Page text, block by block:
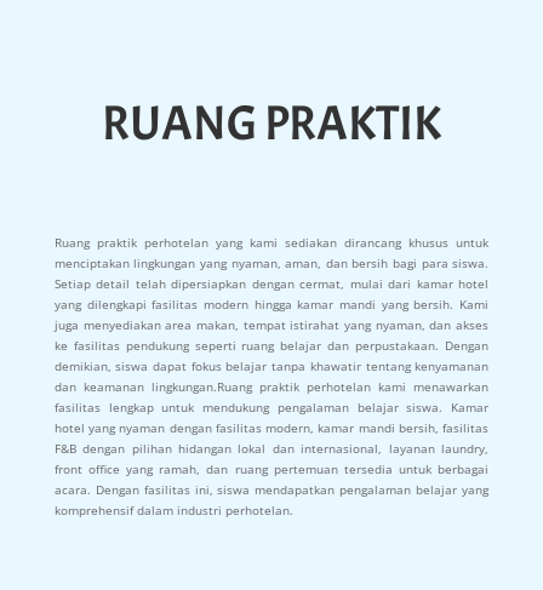
RUANG PRAKTIK
Ruang praktik perhotelan yang kami sediakan dirancang khusus untuk
menciptakan lingkungan yang nyaman, aman, dan bersih bagi para siswa.
Setiap detail telah dipersiapkan dengan cermat, mulai dari kamar hotel
yang dilengkapi fasilitas modern hingga kamar mandi yang bersih. Kami
juga menyediakan area makan, tempat istirahat yang nyaman, dan akses
ke fasilitas pendukung seperti ruang belajar dan perpustakaan. Dengan
demikian, siswa dapat fokus belajar tanpa khawatir tentang kenyamanan
dan keamanan lingkungan.Ruang praktik perhotelan kami menawarkan
fasilitas lengkap untuk mendukung pengalaman belajar siswa. Kamar
hotel yang nyaman dengan fasilitas modern, kamar mandi bersih, fasilitas
F&B dengan pilihan hidangan lokal dan internasional, layanan laundry,
front office yang ramah, dan ruang pertemuan tersedia untuk berbagai
acara. Dengan fasilitas ini, siswa mendapatkan pengalaman belajar yang
komprehensif dalam industri perhotelan.